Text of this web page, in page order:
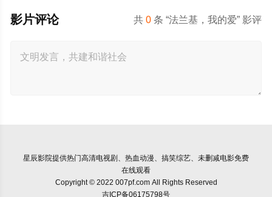
共0 条 “法兰基，我的爱” 影评
影片评论
星辰影院提供热门高清电视剧、热血动漫、搞笑综艺、未删减电影免费
在线观看
Copyright © 2022 007pf.com All Rights Reserved
吉ICP备06175798号